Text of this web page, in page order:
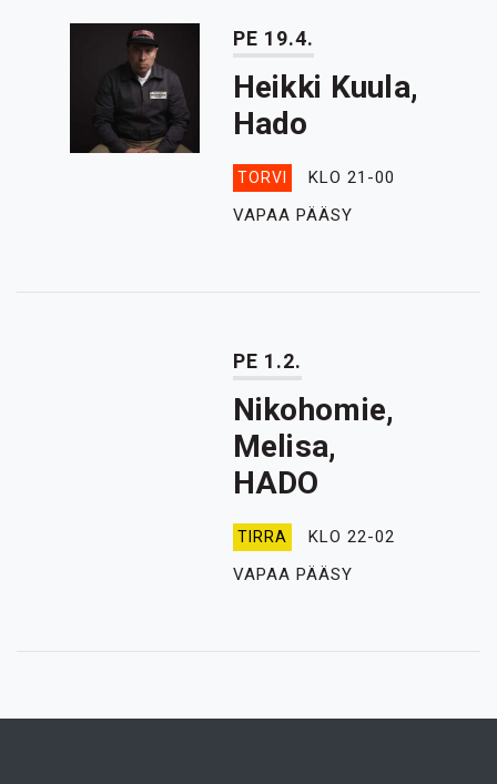
PE 19.4.
Heikki Kuula,
Hado
TORVI
KLO 21-00
VAPAA PÄÄSY
PE 1.2.
Nikohomie,
Melisa,
HADO
TIRRA
KLO 22-02
VAPAA PÄÄSY